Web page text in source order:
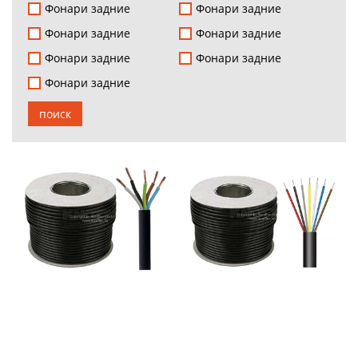
Фонари задние
Фонари задние
Фонари задние
Фонари задние
Фонари задние
Фонари задние
Фонари задние
поиск